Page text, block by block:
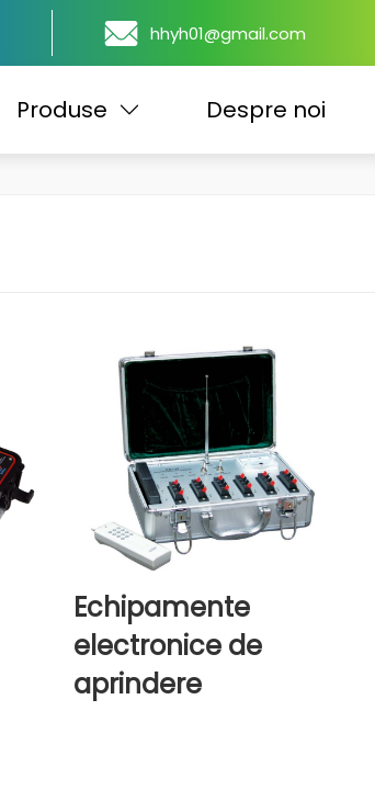
hhyh01@gmail.com
Produse Despre noi
Echipamente
electronice de
aprindere